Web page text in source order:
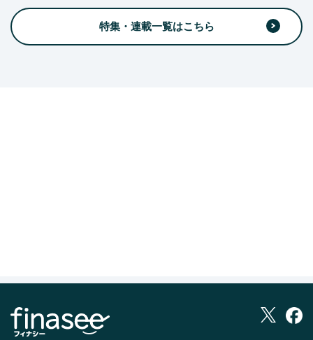
特集・連載一覧はこちら